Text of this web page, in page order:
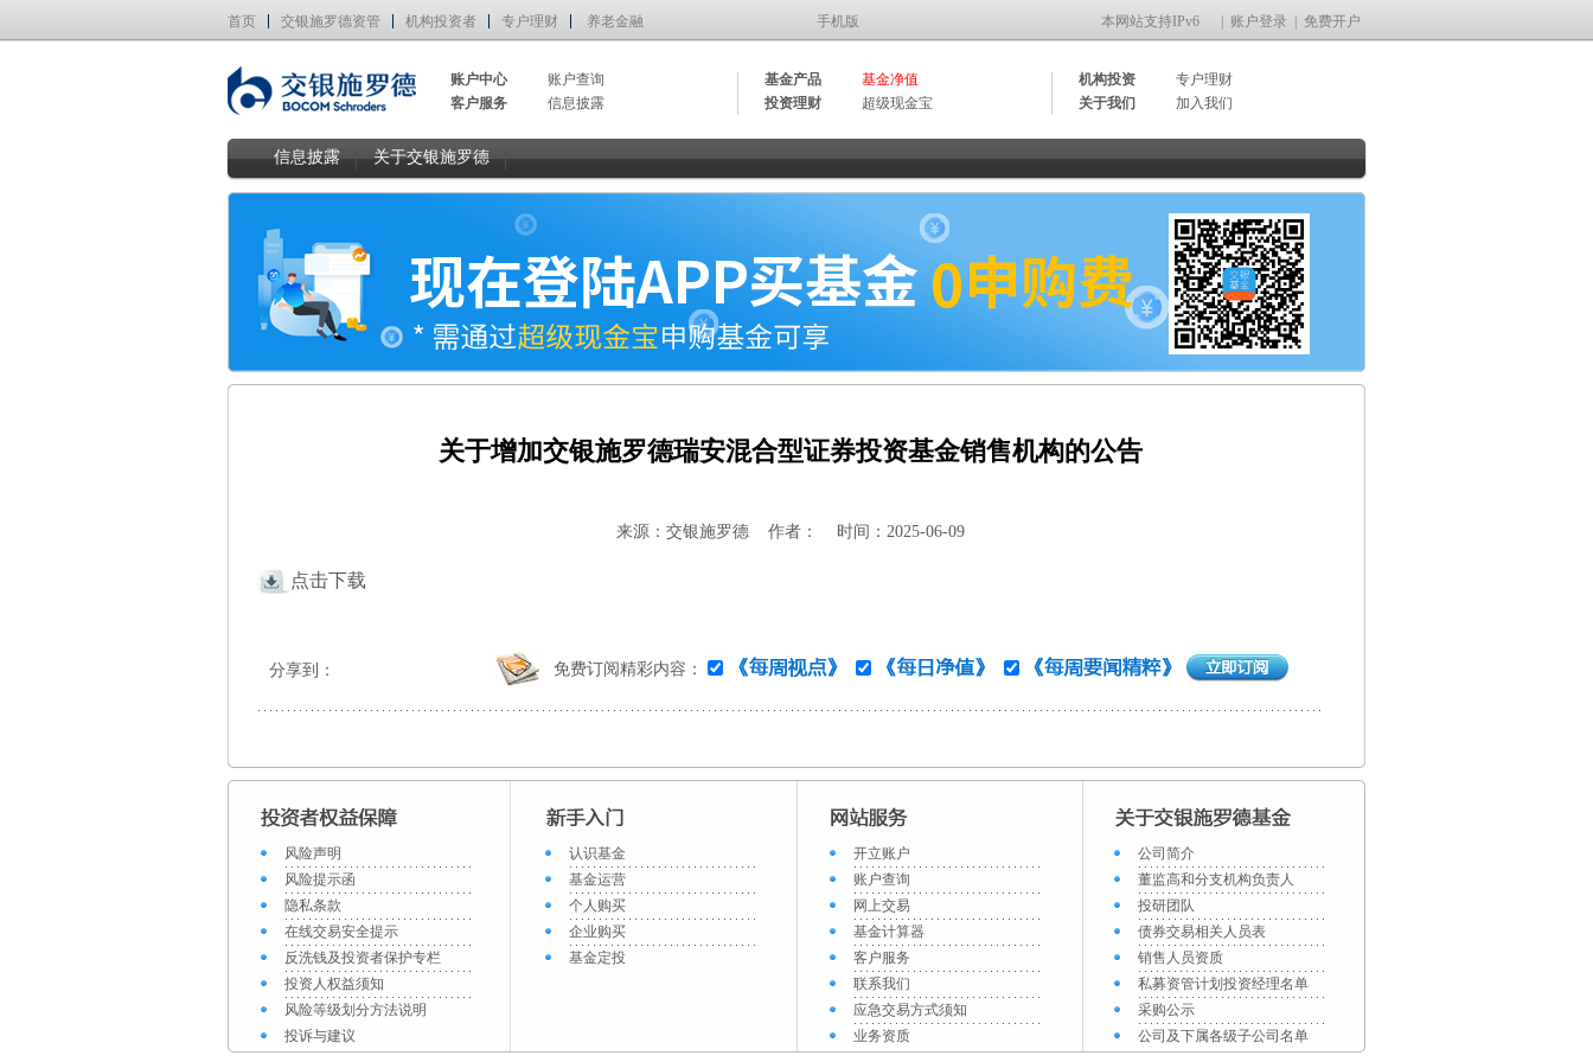
首页 交银施罗德资管 机构投资者 专户理财 养老金融 手机版 本网站支持IPv6 账户登录 免费开户
账户中心
账户查询
客户服务
信息披露
基金产品
基金净值
投资理财
超级现金宝
机构投资
专户理财
关于我们
加入我们
信息披露 关于交银施罗德
关于增加交银施罗德瑞安混合型证券投资基金销售机构的公告
来源：交银施罗德 作者： 时间：2025-06-09
点击下载
分享到： 免费订阅精彩内容：
风险声明
风险提示函
隐私条款
在线交易安全提示
反洗钱及投资者保护专栏
投资人权益须知
风险等级划分方法说明
投诉与建议
认识基金
基金运营
个人购买
企业购买
基金定投
开立账户
账户查询
网上交易
基金计算器
客户服务
联系我们
应急交易方式须知
业务资质
公司简介
董监高和分支机构负责人
投研团队
债券交易相关人员表
销售人员资质
私募资管计划投资经理名单
采购公示
公司及下属各级子公司名单